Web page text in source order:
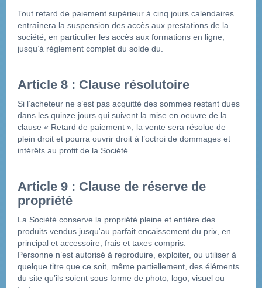
Tout retard de paiement supérieur à cinq jours calendaires
entraînera la suspension des accès aux prestations de la
société, en particulier les accès aux formations en ligne,
jusqu’à règlement complet du solde du.
Article 8 : Clause résolutoire
Si l’acheteur ne s’est pas acquitté des sommes restant dues
dans les quinze jours qui suivent la mise en oeuvre de la
clause « Retard de paiement », la vente sera résolue de
plein droit et pourra ouvrir droit à l’octroi de dommages et
intérêts au profit de la Société.
Article 9 : Clause de réserve de
propriété
La Société conserve la propriété pleine et entière des
produits vendus jusqu'au parfait encaissement du prix, en
principal et accessoire, frais et taxes compris.
Personne n’est autorisé à reproduire, exploiter, ou utiliser à
quelque titre que ce soit, même partiellement, des éléments
du site qu’ils soient sous forme de photo, logo, visuel ou